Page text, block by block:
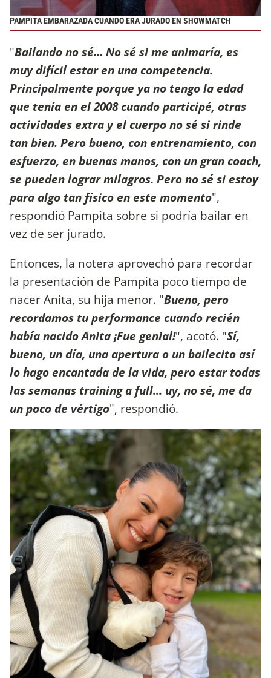
PAMPITA EMBARAZADA CUANDO ERA JURADO EN SHOWMATCH
"Bailando no sé... No sé si me animaría, es
muy difícil estar en una competencia.
Principalmente porque ya no tengo la edad
que tenía en el 2008 cuando participé, otras
actividades extra y el cuerpo no sé si rinde
tan bien. Pero bueno, con entrenamiento, con
esfuerzo, en buenas manos, con un gran coach,
se pueden lograr milagros. Pero no sé si estoy
para algo tan físico en este momento",
respondió Pampita sobre si podría bailar en
vez de ser jurado.
Entonces, la notera aprovechó para recordar
la presentación de Pampita poco tiempo de
nacer Anita, su hija menor. "Bueno, pero
recordamos tu performance cuando recién
había nacido Anita ¡Fue genial!", acotó. "Sí,
bueno, un día, una apertura o un bailecito así
lo hago encantada de la vida, pero estar todas
las semanas training a full... uy, no sé, me da
un poco de vértigo", respondió.